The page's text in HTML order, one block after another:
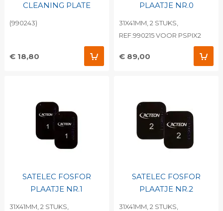
CLEANING PLATE
(990243)
€ 18,80
PLAATJE NR.0
31X41MM, 2 STUKS,
REF.990215 VOOR PSPIX2
€ 89,00
SATELEC FOSFOR
PLAATJE NR.1
31X41MM, 2 STUKS,
SATELEC FOSFOR
PLAATJE NR.2
31X41MM, 2 STUKS,